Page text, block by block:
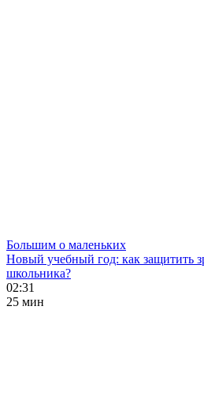
Большим о маленьких
Новый учебный год: как защитить
школьника?
02:31
25 мин